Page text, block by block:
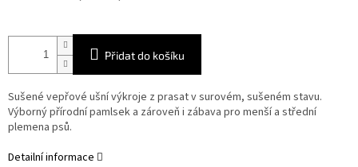
Přidat do košíku
Sušené vepřové ušní výkroje z prasat v surovém, sušeném stavu.
Výborný přírodní pamlsek a zároveň i zábava pro menší a střední
plemena psů.
Detailní informace